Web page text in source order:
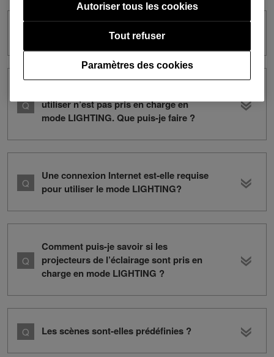
Qu’est-ce que le contrôle direct DMX ?
utiliser n’est pas pris en charge en
mode LIGHTING. Que puis-je faire ?
Une connexion Internet est-elle requise
pour utiliser le mode LIGHTING?
Comment puis-je savoir si les
projecteurs de l’éclairage sont pris en
charge en mode LIGHTING ?
Les scènes sont-elles prédéfinies ?
Paramètres des cookies
Tout refuser
Autoriser tous les cookies